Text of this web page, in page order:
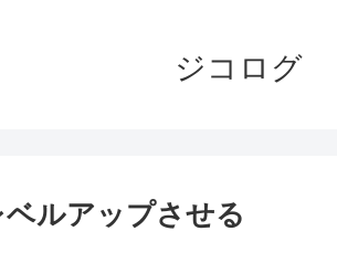
ジコログ
ベルアップさせる